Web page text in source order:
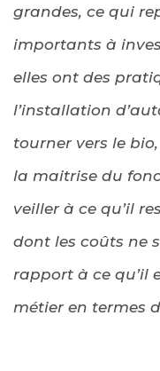
grandes, ce qui
importants à
elles ont des
l’installation
tourner vers le
la maitrise du
veiller à ce qu’il
dont les coûts ne
rapport à ce qu’il
métier en termes